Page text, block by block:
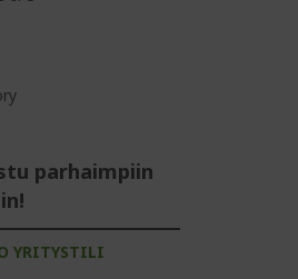
parhaimpiin
YRITYSTILI